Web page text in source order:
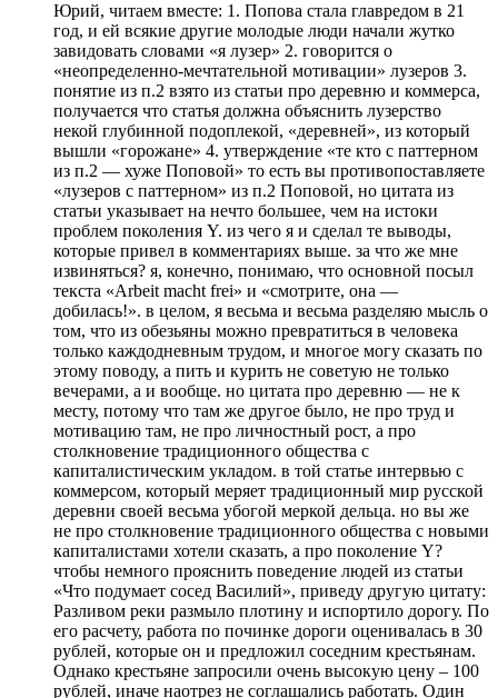
Юрий, читаем вместе: 1. Попова стала главредом в 21
год, и ей всякие другие молодые люди начали жутко
завидовать словами «я лузер» 2. говорится о
«неопределенно-мечтательной мотивации» лузеров 3.
понятие из п.2 взято из статьи про деревню и коммерса,
получается что статья должна объяснить лузерство
некой глубинной подоплекой, «деревней», из который
вышли «горожане» 4. утверждение «те кто с паттерном
из п.2 — хуже Поповой» то есть вы противопоставляете
«лузеров с паттерном» из п.2 Поповой, но цитата из
статьи указывает на нечто большее, чем на истоки
проблем поколения Y. из чего я и сделал те выводы,
которые привел в комментариях выше. за что же мне
извиняться? я, конечно, понимаю, что основной посыл
текста «Arbeit macht frei» и «смотрите, она —
добилась!». в целом, я весьма и весьма разделяю мысль о
том, что из обезьяны можно превратиться в человека
только каждодневным трудом, и многое могу сказать по
этому поводу, а пить и курить не советую не только
вечерами, а и вообще. но цитата про деревню — не к
месту, потому что там же другое было, не про труд и
мотивацию там, не про личностный рост, а про
столкновение традиционного общества с
капиталистическим укладом. в той статье интервью с
коммерсом, который меряет традиционный мир русской
деревни своей весьма убогой меркой дельца. но вы же
не про столкновение традиционного общества с новыми
капиталистами хотели сказать, а про поколение Y?
чтобы немного прояснить поведение людей из статьи
«Что подумает сосед Василий», приведу другую цитату:
Разливом реки размыло плотину и испортило дорогу. По
его расчету, работа по починке дороги оценивалась в 30
рублей, которые он и предложил соседним крестьянам.
Однако крестьяне запросили очень высокую цену – 100
рублей, иначе наотрез не соглашались работать. Один